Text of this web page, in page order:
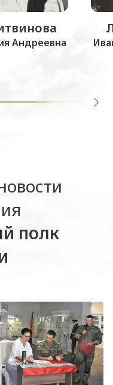
Андреевна
полк